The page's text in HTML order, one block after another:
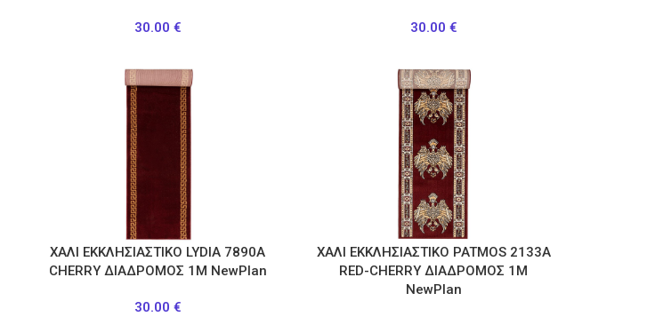
30.00 € 30.00 €
ΧΑΛΙ ΕΚΚΛΗΣΙΑΣΤΙΚΟ LYDIA 7890A
CHERRY ΔΙΑΔΡΟΜΟΣ 1Μ NewPlan
30.00 €
ΧΑΛΙ ΕΚΚΛΗΣΙΑΣΤΙΚΟ PATMOS 2133Α
RED-CHERRY ΔΙΑΔΡΟΜΟΣ 1Μ
NewPlan